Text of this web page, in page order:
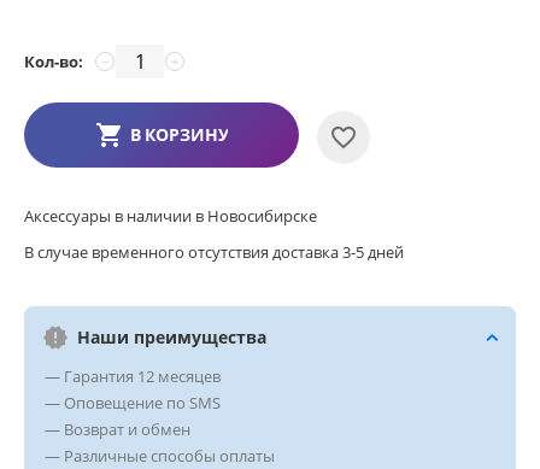
Кол-во: +
−
В КОРЗИНУ
Аксессуары в наличии в Новосибирске
В случае временного отсутствия доставка 3-5 дней
Наши преимущества
— Гарантия 12 месяцев
— Оповещение по SMS
— Возврат и обмен
— Различные способы оплаты